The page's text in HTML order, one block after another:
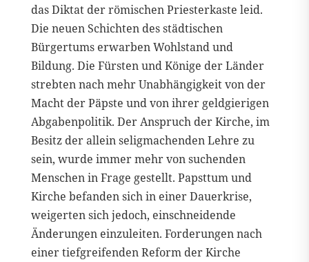
das Diktat der römischen Priesterkaste leid.
Die neuen Schichten des städtischen
Bürgertums erwarben Wohlstand und
Bildung. Die Fürsten und Könige der Länder
strebten nach mehr Unabhängigkeit von der
Macht der Päpste und von ihrer geldgierigen
Abgabenpolitik. Der Anspruch der Kirche, im
Besitz der allein seligmachenden Lehre zu
sein, wurde immer mehr von suchenden
Menschen in Frage gestellt. Papsttum und
Kirche befanden sich in einer Dauerkrise,
weigerten sich jedoch, einschneidende
Änderungen einzuleiten. Forderungen nach
einer tiefgreifenden Reform der Kirche